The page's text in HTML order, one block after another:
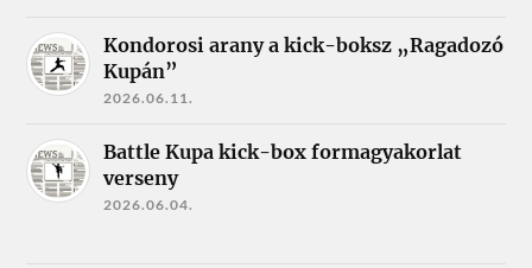
Kondorosi arany a kick-boksz „Ragadozó
Kupán”
2026.06.11.
Battle Kupa kick-box formagyakorlat
verseny
2026.06.04.